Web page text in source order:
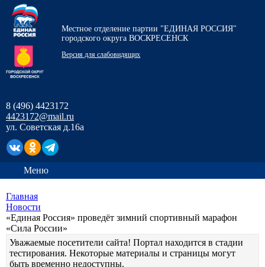
Местное отделение партии "ЕДИНАЯ РОССИЯ"
городского округа ВОСКРЕСЕНСК
Версия для слабовидящих
8 (496) 4423172
4423172@mail.ru
ул. Советская д.16а
Меню
Главная
Новости
«Единая Россия» проведёт зимний спортивный марафон
«Сила России»
Уважаемые посетители сайта! Портал находится в стадии
тестирования. Некоторые материалы и страницы могут
быть временно недоступны.